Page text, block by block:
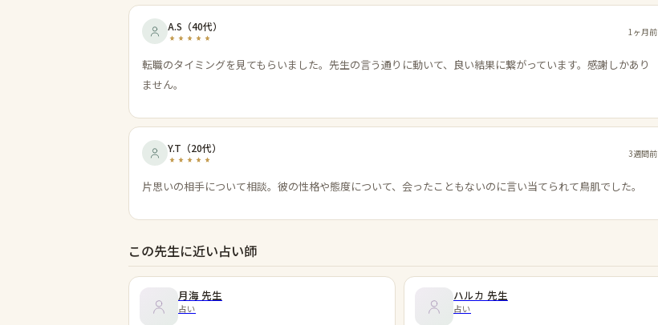
A.S （40代） 1ヶ月前
転職のタイミングを見てもらいました。先生の言う通りに動いて、良い結果に繋がっています。感謝しかあり
ません。
Y.T （20代） 3週間前
片思いの相手について相談。彼の性格や態度について、会ったこともないのに言い当てられて鳥肌でした。
この先生に近い占い師
月海 先生
占い
ハルカ 先生
占い